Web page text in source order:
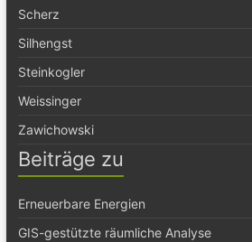
Scherz
Silhengst
Steinkogler
Weissinger
Zawichowski
Beiträge zu
Erneuerbare Energien
GIS-gestützte räumliche Analyse